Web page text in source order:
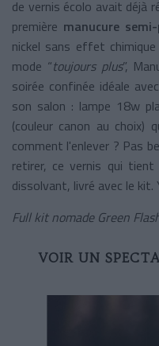
de vernis écolo avait déjà
première manucure
nickel sans effet
mode “toujours plus”,
soirée confinée idéale
son salon : lampe 18w
(couleur canon au choix)
comment l'enlever ? Pas
retirer, ce vernis qui tient
dissolvant, livré avec le kit.
Full kit nomade Green
VOIR UN